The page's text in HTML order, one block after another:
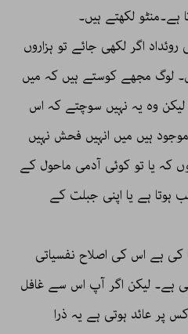
ہے۔منٹو لکھتے ہیں۔
اگر لکھی جائے تو ہزاروں
لوگ مجھے کوستے ہیں کہ میں
وہ یہ نہیں سوچتے کہ اس
ہیں میں انہیں فحش نہیں
کہ یا تو کوئی آدمی ماحول کے
ہوتا ہے یا اپنی جبلت کے
ہے اس کی اصلاح نفسیاتی
لیکن اگر آپ اس سے غافل
پر عائد ہوتی ہے یہ ذرا